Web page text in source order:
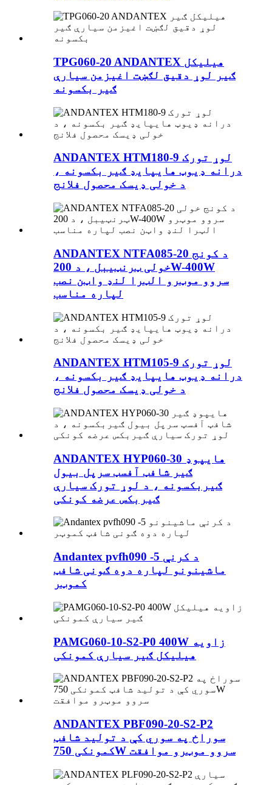
TPG060-20 ANDANTEX هیلیکل
ګیر لوړ دقیق لګښت اغیزمن سیارې
ګیر بکسونه
ANDANTEX HTM180-9 لوړ تورک
درانه ډیوټ هایپایډ ګیر بکسونه ،
د خولی ډیسک محصول فلانج
ANDANTEX NTFA085-20 د کونج
خولی ټرنټیبل ، د 200W-400W
سروو موټرو الټرا لنډ واټن نصب
لپاره مناسب
ANDANTEX HTM105-9 لوړ تورک
درانه ډیوټ هایپایډ ګیر بکسونه ،
د خولی ډیسک محصول فلانج
ANDANTEX HYP060-30 هایپوډ
ګیر شافټ آفسټ سرپل بیول
ګیربکسونه ، د لوړ تورک سیارې
ګیربکس عرضه کونکی
Andantex pvfh090 -5 د کرنې
ماشینونو لپاره دوه ګونی شافټ
کموټر
PAMG060-10-S2-P0 400W زاویه
هیلیکل ګیر سیارې کمونکی
ANDANTEX PBF090-20-S2-P2
سوراخ په سوري کې د تولید شافټ
کمونکی 750W سروو موټرو موافقت